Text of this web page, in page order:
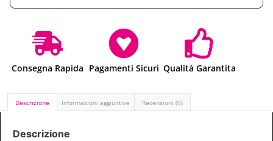
Consegna Rapida Pagamenti Sicuri Qualità Garantita
Descrizione Informazioni aggiuntive Recensioni (0)
Descrizione